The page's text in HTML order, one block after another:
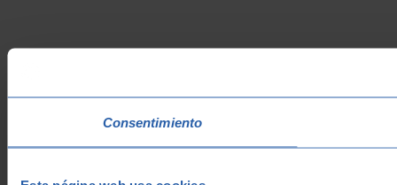
Consentimiento